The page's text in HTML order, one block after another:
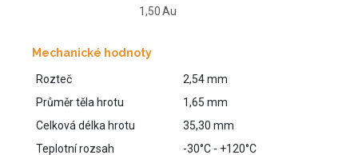
1,50Au
Mechanické hodnoty
Rozteč
2,54 mm
Průměr těla hrotu
1,65 mm
Celková délka hrotu
35,30 mm
Teplotní rozsah
-30°C - +120°C